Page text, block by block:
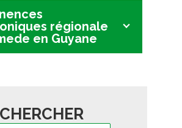
régionale
en Guyane